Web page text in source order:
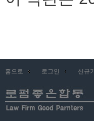
홈으로 로그인 신규